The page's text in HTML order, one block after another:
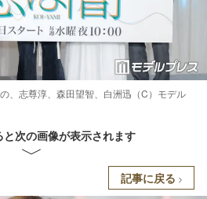
、志尊淳、森田望智、白洲迅（C）モデル
と次の画像が表示されます
記事に戻る